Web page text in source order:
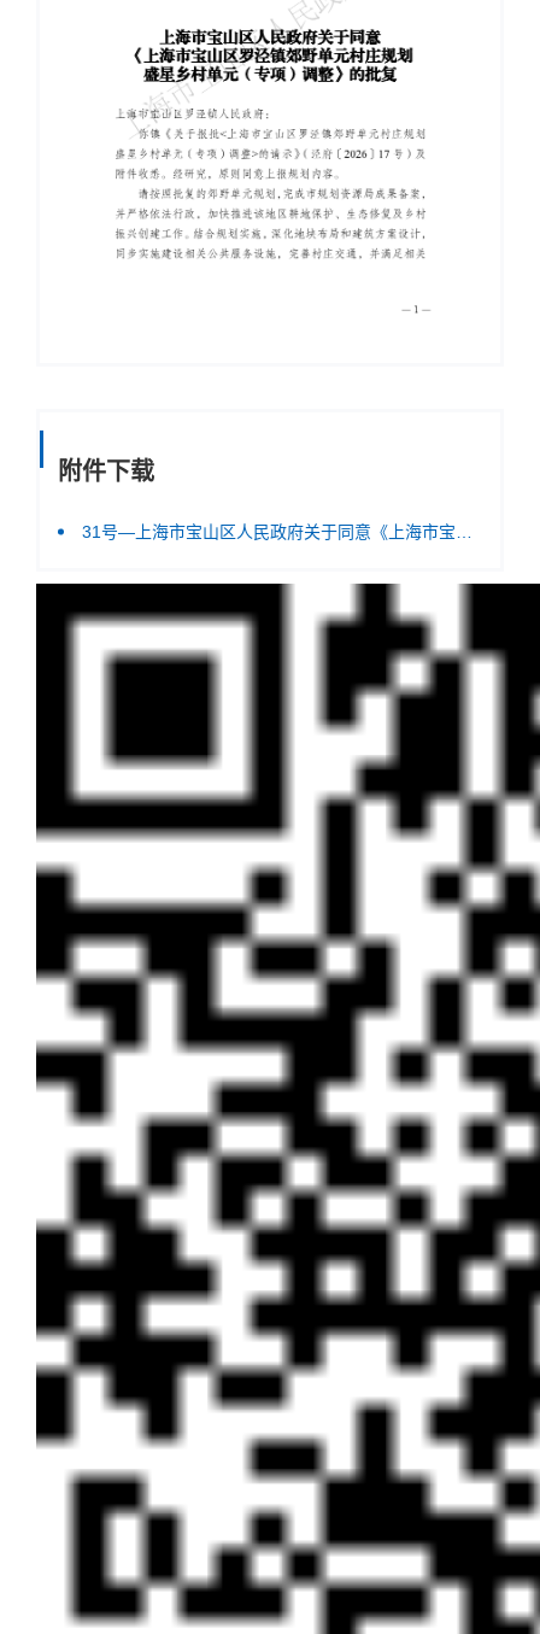
附件下载
31号—上海市宝山区人民政府关于同意《上海市宝山区罗泾镇郊野单元村庄规划盛星乡村单元（专项）调整》的批复-1.pdf